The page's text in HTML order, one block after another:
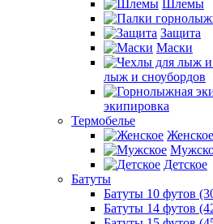
Шлемы
Защита
Маски
лыж и сноубордов
экипировка
Термобелье
Женское
Детское
Батуты
Батуты 10 футов
Батуты 14 футов